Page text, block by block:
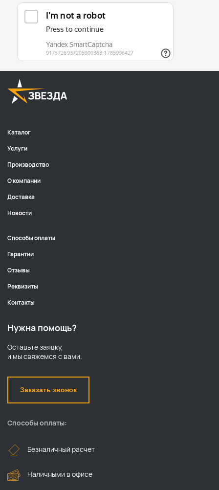
Нужна помощь?
Оставьте заявку,
и мы свяжемся с вами.
Заказать звонок
Каталог
Услуги
Производство
О компании
Доставка
Новости
Способы оплаты
Гарантии
Отзывы
Реквизиты
Контакты
Способы оплаты:
Безналичный расчет
Наличными в офисе